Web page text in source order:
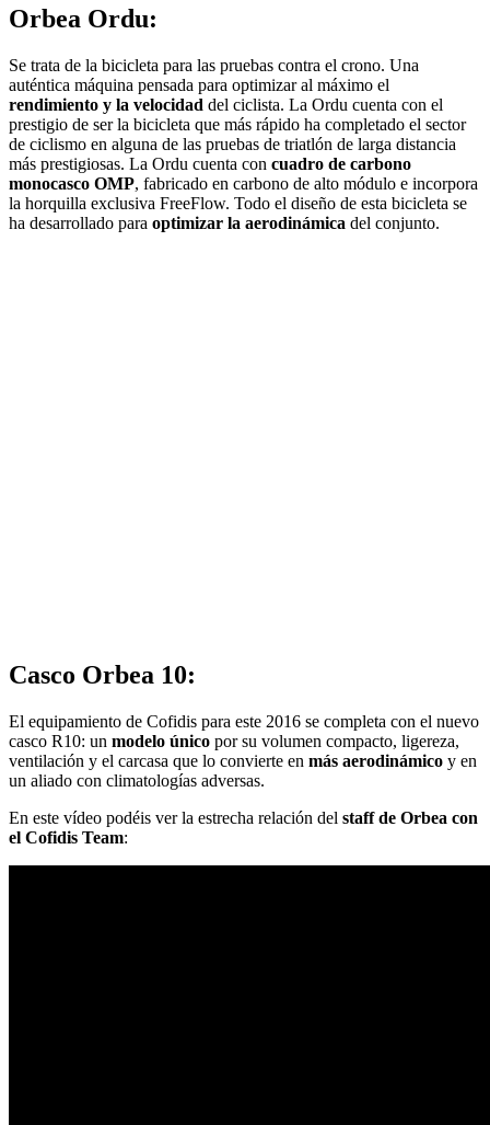
Orbea Ordu:
Se trata de la bicicleta para las pruebas contra el crono. Una
auténtica máquina pensada para optimizar al máximo el
rendimiento y la velocidad del ciclista. La Ordu cuenta con el
prestigio de ser la bicicleta que más rápido ha completado el sector
de ciclismo en alguna de las pruebas de triatlón de larga distancia
más prestigiosas. La Ordu cuenta con cuadro de carbono
monocasco OMP, fabricado en carbono de alto módulo e incorpora
la horquilla exclusiva FreeFlow. Todo el diseño de esta bicicleta se
ha desarrollado para optimizar la aerodinámica del conjunto.
Casco Orbea 10:
El equipamiento de Cofidis para este 2016 se completa con el nuevo
casco R10: un modelo único por su volumen compacto, ligereza,
ventilación y el carcasa que lo convierte en más aerodinámico y en
un aliado con climatologías adversas.
En este vídeo podéis ver la estrecha relación del staff de Orbea con
el Cofidis Team: